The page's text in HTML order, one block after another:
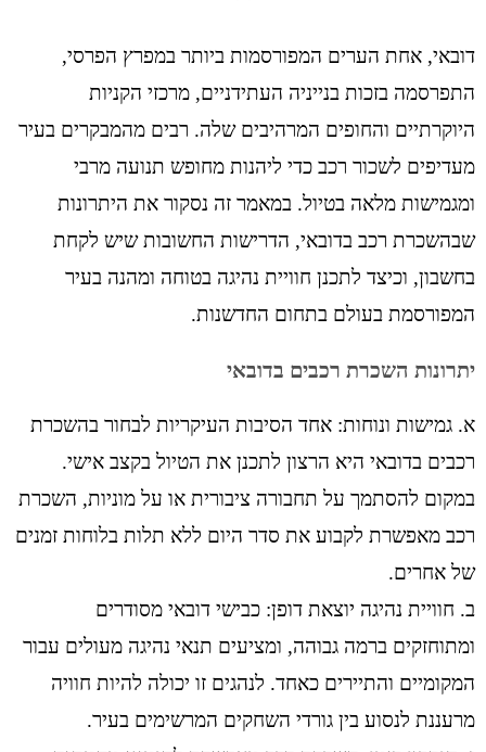
דובאי, אחת הערים המפורסמות ביותר במפרץ הפרסי,
התפרסמה בזכות בנייניה העתידניים, מרכזי הקניות
היוקרתיים והחופים המרהיבים שלה. רבים מהמבקרים בעיר
מעדיפים לשכור רכב כדי ליהנות מחופש תנועה מרבי
ומגמישות מלאה בטיול. במאמר זה נסקור את היתרונות
שבהשכרת רכב בדובאי, הדרישות החשובות שיש לקחת
בחשבון, וכיצד לתכנן חוויית נהיגה בטוחה ומהנה בעיר
המפורסמת בעולם בתחום החדשנות.
יתרונות השכרת רכבים בדובאי
א. גמישות ונוחות: אחד הסיבות העיקריות לבחור בהשכרת
רכבים בדובאי היא הרצון לתכנן את הטיול בקצב אישי.
במקום להסתמך על תחבורה ציבורית או על מוניות, השכרת
רכב מאפשרת לקבוע את סדר היום ללא תלות בלוחות זמנים
של אחרים.
ב. חוויית נהיגה יוצאת דופן: כבישי דובאי מסודרים
ומתוחזקים ברמה גבוהה, ומציעים תנאי נהיגה מעולים עבור
המקומיים והתיירים כאחד. לנהגים זו יכולה להיות חוויה
מרעננת לנסוע בין גורדי השחקים המרשימים בעיר.